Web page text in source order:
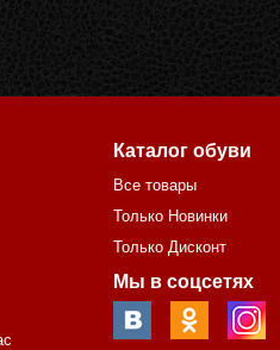
Каталог обуви
Все товары
Только Новинки
Только Дисконт
Мы в соцсетях